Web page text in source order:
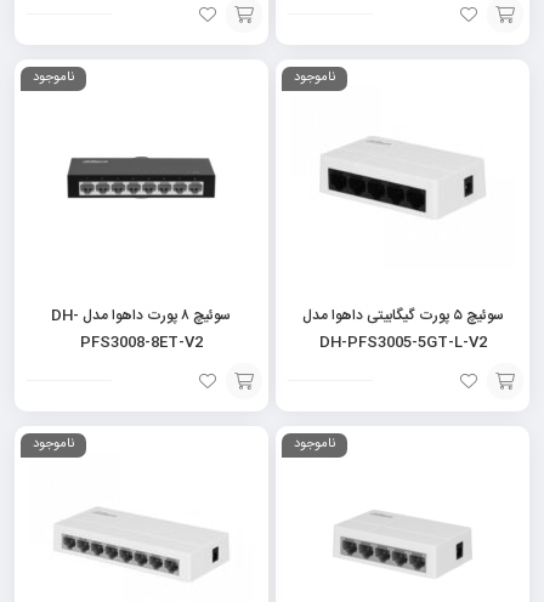
افزودن
افزودن
ناموجود
سوئیچ ۵ پورت گیگابیتی داهوا مدل
DH-PFS3005-5GT-L-V2
افزودن
ناموجود
سوئیچ ۸ پورت داهوا مدل DH-
PFS3008-8ET-V2
افزودن
ناموجود ناموجود